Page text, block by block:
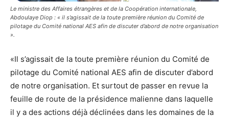
Le ministre des Affaires étrangères et de la Coopération internationale,
Abdoulaye Diop : « il s’agissait de la toute première réunion du Comité de
pilotage du Comité national AES afin de discuter d’abord de notre organisation
».
«Il s’agissait de la toute première réunion du Comité de
pilotage du Comité national AES afin de discuter d’abord
de notre organisation. Et surtout de passer en revue la
feuille de route de la présidence malienne dans laquelle
il y a des actions déjà déclinées dans les domaines de la